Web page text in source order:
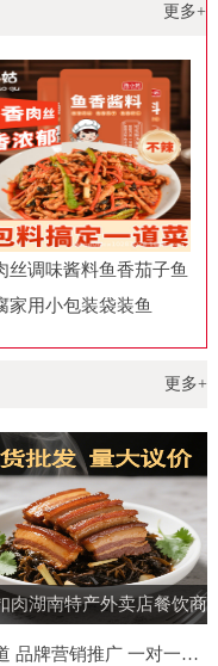
更多+
丝调味酱料鱼香茄子鱼
家用小包装袋装鱼
更多+
肉湖南特产外卖店餐饮商
虎皮扣肉饭店即食预制菜
海外媒体发稿 餐饮品牌媒体新闻报道 品牌营销推广 一对一专人服务